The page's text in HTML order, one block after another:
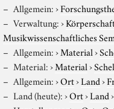
Allgemein:›
Verwaltung:›
Musikwissenschaftliches
Allgemein:›Material›
Material:›Material›
Allgemein:›Ort›Land›
Land (heute):›Ort›Land